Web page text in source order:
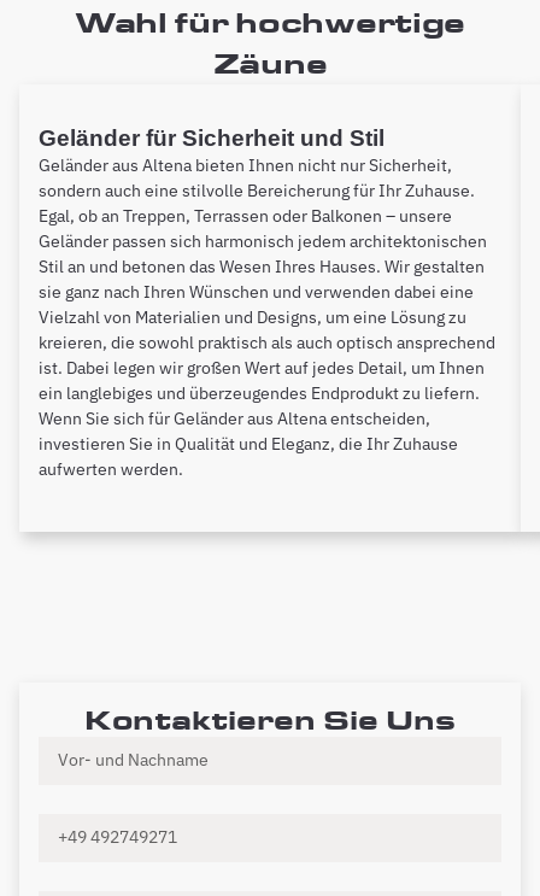
Wahl für hochwertige
Zäune
Geländer für Sicherheit und Stil
Geländer aus Altena bieten Ihnen nicht nur Sicherheit,
sondern auch eine stilvolle Bereicherung für Ihr Zuhause.
Egal, ob an Treppen, Terrassen oder Balkonen – unsere
Geländer passen sich harmonisch jedem architektonischen
Stil an und betonen das Wesen Ihres Hauses. Wir gestalten
sie ganz nach Ihren Wünschen und verwenden dabei eine
Vielzahl von Materialien und Designs, um eine Lösung zu
kreieren, die sowohl praktisch als auch optisch ansprechend
ist. Dabei legen wir großen Wert auf jedes Detail, um Ihnen
ein langlebiges und überzeugendes Endprodukt zu liefern.
Wenn Sie sich für Geländer aus Altena entscheiden,
investieren Sie in Qualität und Eleganz, die Ihr Zuhause
aufwerten werden.
Kontaktieren Sie Uns